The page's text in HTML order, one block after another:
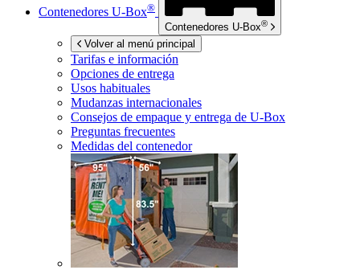
Contenedores U-Box®
Contenedores U-Box®
Volver al menú principal
Tarifas e información
Opciones de entrega
Usos habituales
Mudanzas internacionales
Consejos de empaque y entrega de U-Box
Preguntas frecuentes
Medidas del contenedor